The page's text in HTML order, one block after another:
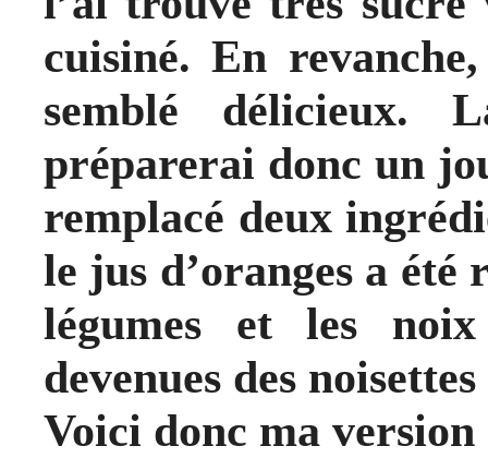
cuisiné. En
semblé délicieux.
préparerai donc un
remplacé deux
le jus d’oranges a
légumes et les
devenues des
Voici donc ma